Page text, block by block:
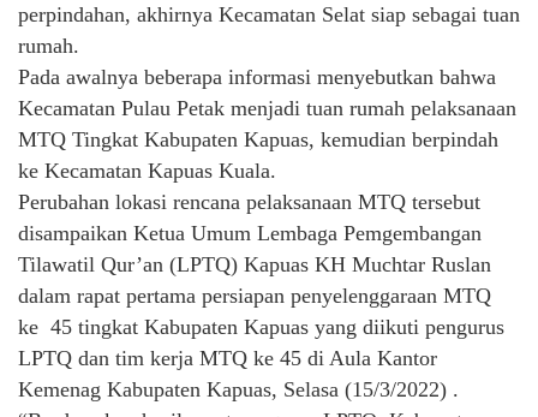
perpindahan, akhirnya Kecamatan Selat siap sebagai tuan
rumah.
Pada awalnya beberapa informasi menyebutkan bahwa
Kecamatan Pulau Petak menjadi tuan rumah pelaksanaan
MTQ Tingkat Kabupaten Kapuas, kemudian berpindah
ke Kecamatan Kapuas Kuala.
Perubahan lokasi rencana pelaksanaan MTQ tersebut
disampaikan Ketua Umum Lembaga Pemgembangan
Tilawatil Qur’an (LPTQ) Kapuas KH Muchtar Ruslan
dalam rapat pertama persiapan penyelenggaraan MTQ
ke 45 tingkat Kabupaten Kapuas yang diikuti pengurus
LPTQ dan tim kerja MTQ ke 45 di Aula Kantor
Kemenag Kabupaten Kapuas, Selasa (15/3/2022) .